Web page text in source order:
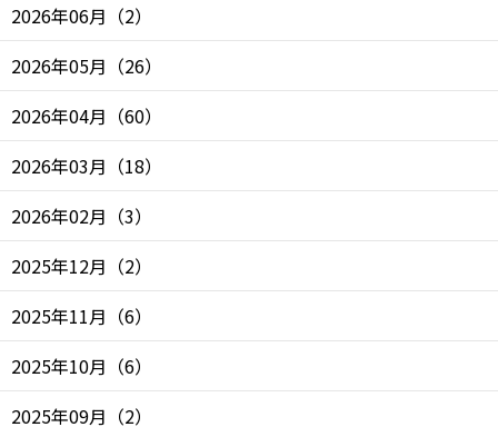
2026年06月 （2）
2026年05月 （26）
2026年04月 （60）
2026年03月 （18）
2026年02月 （3）
2025年12月 （2）
2025年11月 （6）
2025年10月 （6）
2025年09月 （2）